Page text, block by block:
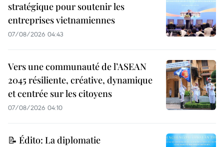
stratégique pour soutenir les
entreprises vietnamiennes
07/08/2026 04:43
Vers une communauté de l’ASEAN
2045 résiliente, créative, dynamique
et centrée sur les citoyens
07/08/2026 04:10
📝 Édito: La diplomatie